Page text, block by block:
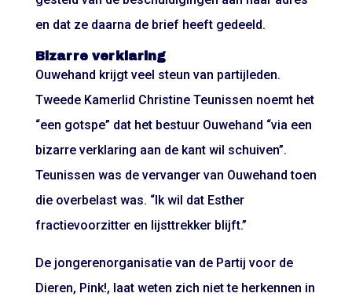
en dat ze daarna de brief heeft gedeeld.
Bizarre verklaring
Ouwehand krijgt veel steun van partijleden.
Tweede Kamerlid Christine Teunissen noemt het
“een gotspe” dat het bestuur Ouwehand “via een
bizarre verklaring aan de kant wil schuiven”.
Teunissen was de vervanger van Ouwehand toen
die overbelast was. “Ik wil dat Esther
fractievoorzitter en lijsttrekker blijft.”
De jongerenorganisatie van de Partij voor de
Dieren, Pink!, laat weten zich niet te herkennen in